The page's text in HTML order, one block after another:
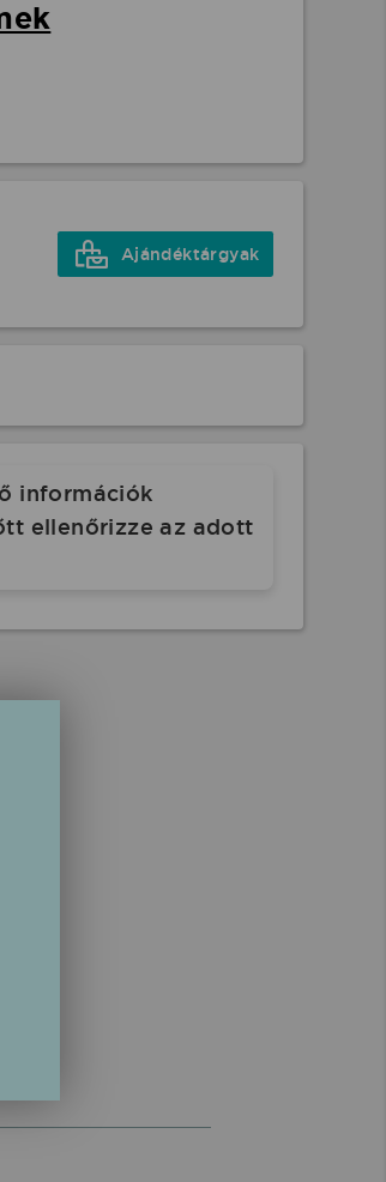
Ajándéktárgyak
információk
ellenőrizze az adott